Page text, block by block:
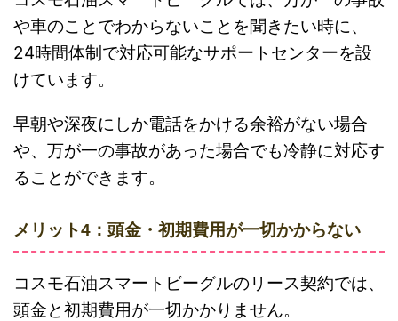
や車のことでわからないことを聞きたい時に、
24時間体制で対応可能なサポートセンターを設
けています。
早朝や深夜にしか電話をかける余裕がない場合
や、万が一の事故があった場合でも冷静に対応す
ることができます。
メリット4：頭金・初期費用が一切かからない
コスモ石油スマートビーグルのリース契約では、
頭金と初期費用が一切かかりません。